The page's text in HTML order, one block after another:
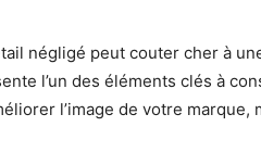
négligé peut couter cher à
l’un des éléments clés à
l’image de votre marque,